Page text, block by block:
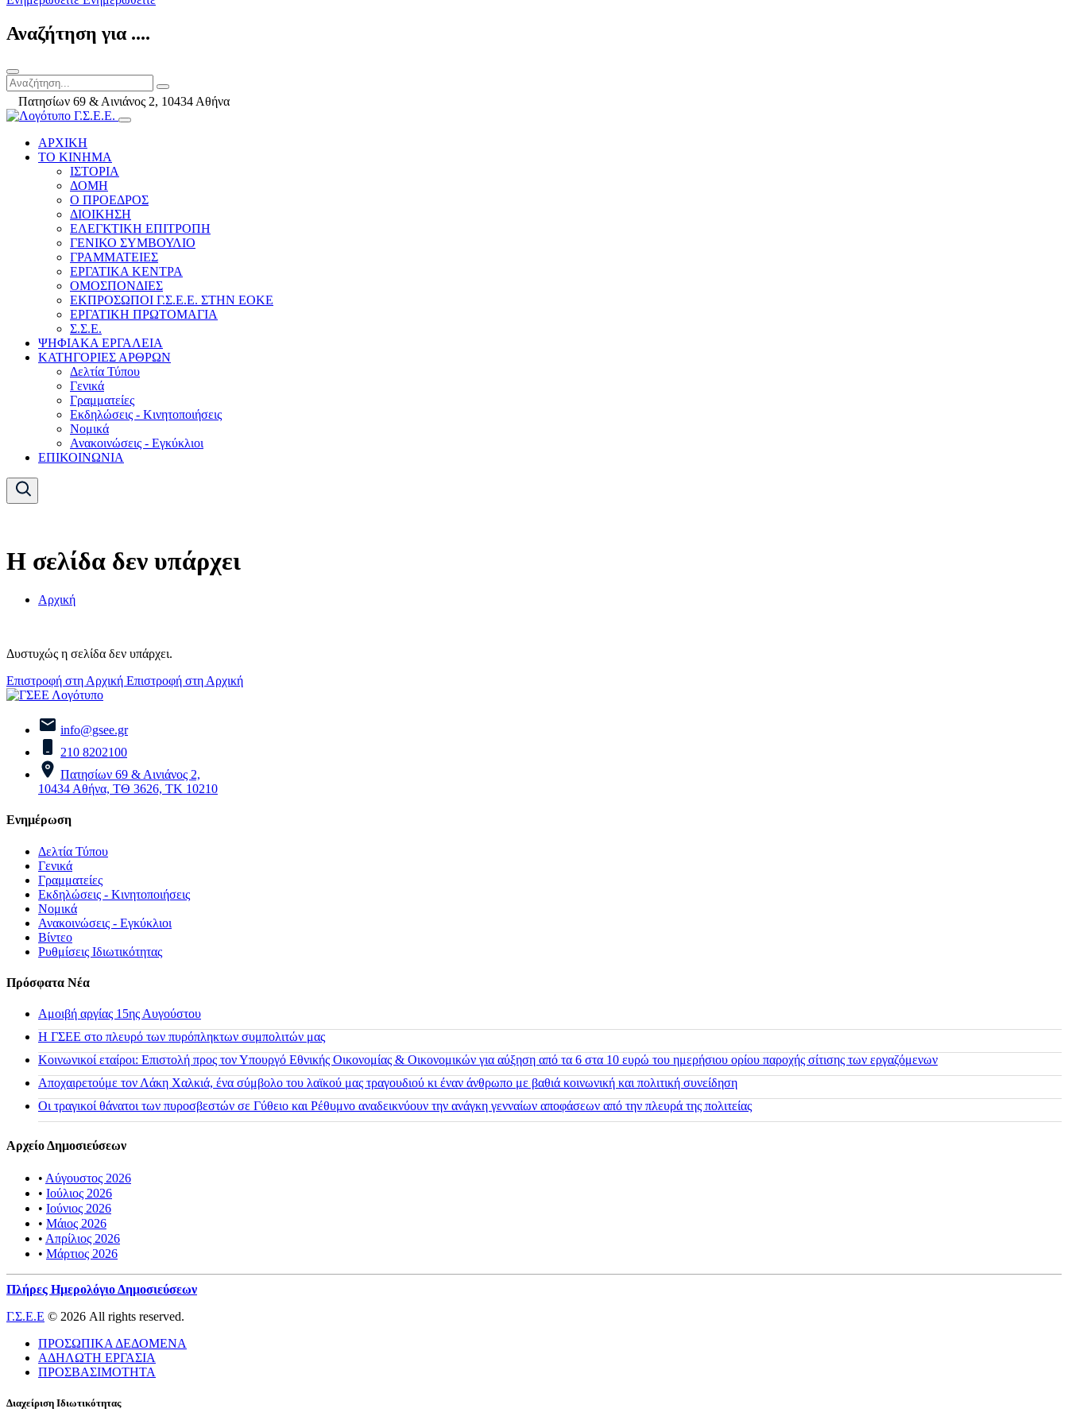
Αναζήτηση για ....
Πατησίων 69 & Αινιάνος 2, 10434 Αθήνα
ΑΡΧΙΚΗ
ΤΟ ΚΙΝΗΜΑ
ΙΣΤΟΡΙΑ
ΔΟΜΗ
Ο ΠΡΟΕΔΡΟΣ
ΔΙΟΙΚΗΣΗ
ΕΛΕΓΚΤΙΚΗ ΕΠΙΤΡΟΠΗ
ΓΕΝΙΚΟ ΣΥΜΒΟΥΛΙΟ
ΓΡΑΜΜΑΤΕΙΕΣ
ΕΡΓΑΤΙΚΑ ΚΕΝΤΡΑ
ΟΜΟΣΠΟΝΔΙΕΣ
ΕΚΠΡΟΣΩΠΟΙ Γ.Σ.Ε.Ε. ΣΤΗΝ ΕΟΚΕ
ΕΡΓΑΤΙΚΗ ΠΡΩΤΟΜΑΓΙΑ
Σ.Σ.Ε.
ΨΗΦΙΑΚΑ ΕΡΓΑΛΕΙΑ
ΚΑΤΗΓΟΡΙΕΣ ΑΡΘΡΩΝ
Δελτία Τύπου
Γενικά
Γραμματείες
Εκδηλώσεις - Κινητοποιήσεις
Νομικά
Ανακοινώσεις - Εγκύκλιοι
ΕΠΙΚΟΙΝΩΝΙΑ
Η σελίδα δεν υπάρχει
Αρχική
Δυστυχώς η σελίδα δεν υπάρχει.
Επιστροφή στη Αρχική Επιστροφή στη Αρχική
info@gsee.gr
210 8202100
Πατησίων 69 & Αινιάνος 2,
10434 Αθήνα, ΤΘ 3626, ΤΚ 10210
Ενημέρωση
Δελτία Τύπου
Γενικά
Γραμματείες
Εκδηλώσεις - Κινητοποιήσεις
Νομικά
Ανακοινώσεις - Εγκύκλιοι
Βίντεο
Ρυθμίσεις Ιδιωτικότητας
Πρόσφατα Νέα
Αμοιβή αργίας 15ης Αυγούστου
H ΓΣΕΕ στο πλευρό των πυρόπληκτων συμπολιτών μας
Κοινωνικοί εταίροι: Επιστολή προς τον Υπουργό Εθνικής Οικονομίας & Οικονομικών για αύξηση από τα 6 στα 10 ευρώ του ημερήσιου ορίου παροχής σίτισης των εργαζόμενων
Αποχαιρετούμε τον Λάκη Χαλκιά, ένα σύμβολο του λαϊκού μας τραγουδιού κι έναν άνθρωπο με βαθιά κοινωνική και πολιτική συνείδηση
Οι τραγικοί θάνατοι των πυροσβεστών σε Γύθειο και Ρέθυμνο αναδεικνύουν την ανάγκη γενναίων αποφάσεων από την πλευρά της πολιτείας
Αρχείο Δημοσιεύσεων
• Αύγουστος 2026
• Ιούλιος 2026
• Ιούνιος 2026
• Μάιος 2026
• Απρίλιος 2026
• Μάρτιος 2026
Πλήρες Ημερολόγιο Δημοσιεύσεων
Γ.Σ.Ε.Ε © 2026 All rights reserved.
ΠΡΟΣΩΠΙΚΑ ΔΕΔΟΜΕΝΑ
ΑΔΗΛΩΤΗ ΕΡΓΑΣΙΑ
ΠΡΟΣΒΑΣΙΜΟΤΗΤΑ
Διαχείριση Ιδιωτικότητας